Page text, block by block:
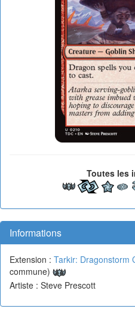
Toutes les
Informations
Extension : Tarkir: Dragonstorm
commune)
Artiste : Steve Prescott